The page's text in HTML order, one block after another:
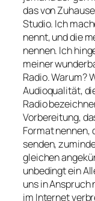
das von
Studio. Ich
nennt, und die
nennen. Ich
meiner
Radio. Warum?
Audioqualität,
Radio
Vorbereitung,
Format nennen,
senden,
gleichen
unbedingt ein
uns in Anspruch
im Internet